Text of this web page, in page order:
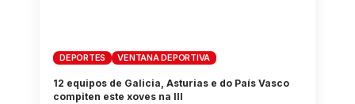
DEPORTES VENTANA DEPORTIVA
12 equipos de Galicia, Asturias e do País Vasco
compiten este xoves na III